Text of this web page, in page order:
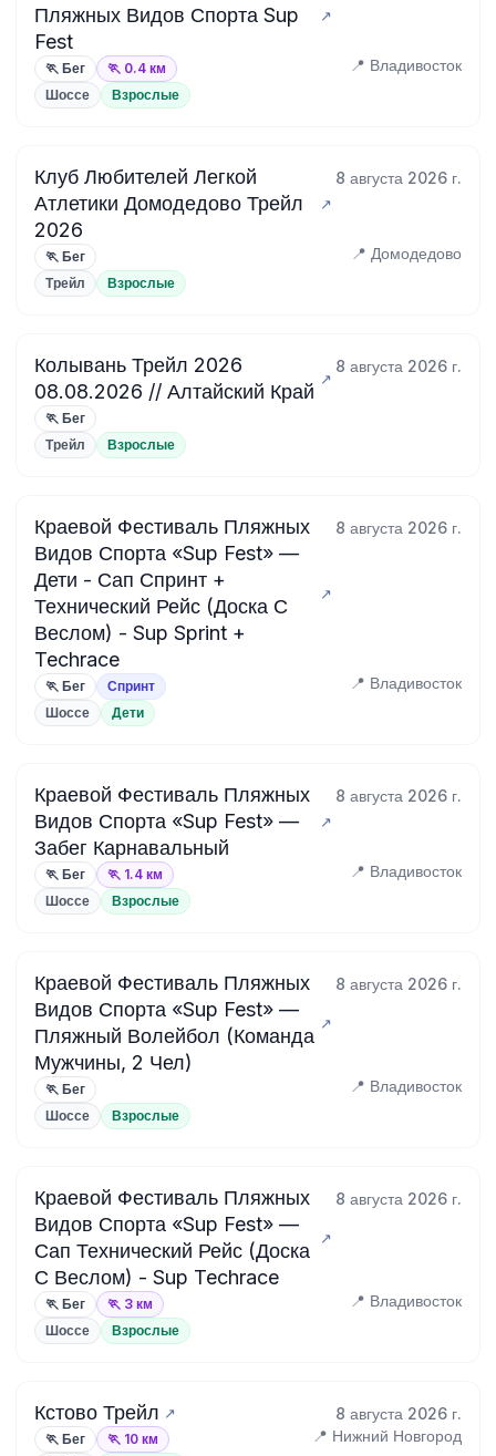
Пляжных Видов Спорта Sup
Fest
🏃 Бег 🏃 0.4 км 📍 Владивосток
Шоссе Взрослые
Клуб Любителей Легкой
Атлетики Домодедово Трейл
2026
8 августа 2026 г.
🏃 Бег 📍 Домодедово
Трейл Взрослые
Колывань Трейл 2026
08.08.2026 // Алтайский Край
8 августа 2026 г.
🏃 Бег
Трейл
Взрослые
Краевой Фестиваль Пляжных
Видов Спорта «Sup Fest» —
Дети - Сап Спринт +
Технический Рейс (Доска С
Веслом) - Sup Sprint +
Techrace
8 августа 2026 г.
🏃 Бег Спринт 📍 Владивосток
Шоссе Дети
Краевой Фестиваль Пляжных
Видов Спорта «Sup Fest» —
Забег Карнавальный
8 августа 2026 г.
🏃 Бег 🏃 1.4 км 📍 Владивосток
Шоссе Взрослые
Краевой Фестиваль Пляжных
Видов Спорта «Sup Fest» —
Пляжный Волейбол (Команда
Мужчины, 2 Чел)
8 августа 2026 г.
🏃 Бег 📍 Владивосток
Шоссе Взрослые
Краевой Фестиваль Пляжных
Видов Спорта «Sup Fest» —
Сап Технический Рейс (Доска
С Веслом) - Sup Techrace
8 августа 2026 г.
🏃 Бег 🏃 3 км 📍 Владивосток
Шоссе Взрослые
Кстово Трейл 8 августа 2026 г.
🏃 Бег 🏃 10 км 📍 Нижний Новгород